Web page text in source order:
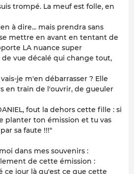
trompé. La meuf est folle, en
à dire... mais prendra sans
mettre en avant en tentant de
LA nuance super
vue décalé qui change tout,
je m'en débarrasser ? Elle
en train de l'ouvrir, de gueuler
fout la dehors cette fille : si
planter ton émission et tu vas
sa faute !!!"
dans mes souvenirs :
de cette émission :
ce jour là qu'est ce que cette